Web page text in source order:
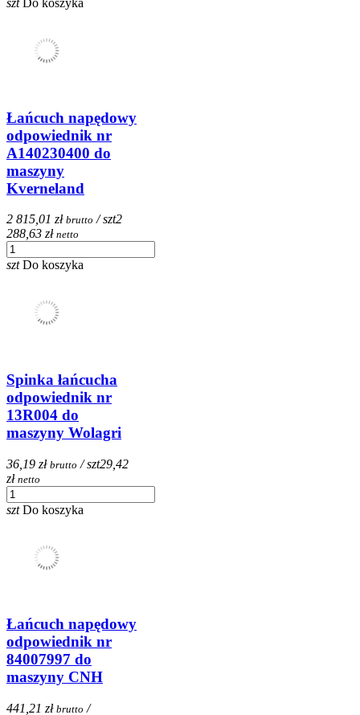
Łańcuch napędowy
odpowiednik nr
A140230400 do
maszyny
Kverneland
2 815,01 zł brutto / szt2
288,63 zł netto
szt Do koszyka
Spinka łańcucha
odpowiednik nr
13R004 do
maszyny Wolagri
36,19 zł brutto / szt29,42
zł netto
szt Do koszyka
Łańcuch napędowy
odpowiednik nr
84007997 do
maszyny CNH
441,21 zł brutto /